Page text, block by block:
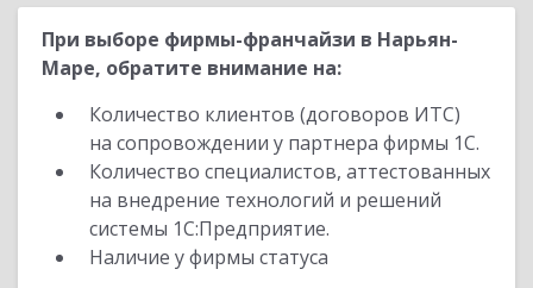
При выборе фирмы-франчайзи в Нарьян-
Маре, обратите внимание на:
Количество клиентов (договоров ИТС)
на сопровождении у партнера фирмы 1С.
Количество специалистов, аттестованных
на внедрение технологий и решений
системы 1С:Предприятие.
Наличие у фирмы статуса